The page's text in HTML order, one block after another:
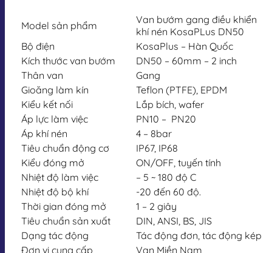
Model sản phẩm
Van bướm gang điều khiển
khí nén KosaPLus DN50
Bộ điện
KosaPlus – Hàn Quốc
Kích thước van bướm
DN50 – 60mm – 2 inch
Thân van
Gang
Gioăng làm kín
Teflon (PTFE), EPDM
Kiểu kết nối
Lắp bích, wafer
Áp lực làm việc
PN10 – PN20
Áp khí nén
4 – 8bar
Tiêu chuẩn động cơ
IP67, IP68
Kiểu đóng mở
ON/OFF, tuyến tính
Nhiệt độ làm việc
– 5 ~ 180 độ C
Nhiệt độ bộ khí
-20 đến 60 độ.
Thời gian đóng mở
1 – 2 giây
Tiêu chuẩn sản xuất
DIN, ANSI, BS, JIS
Dạng tác động
Tác động đơn, tác động kép
Đơn vị cung cấp
Van Miền Nam